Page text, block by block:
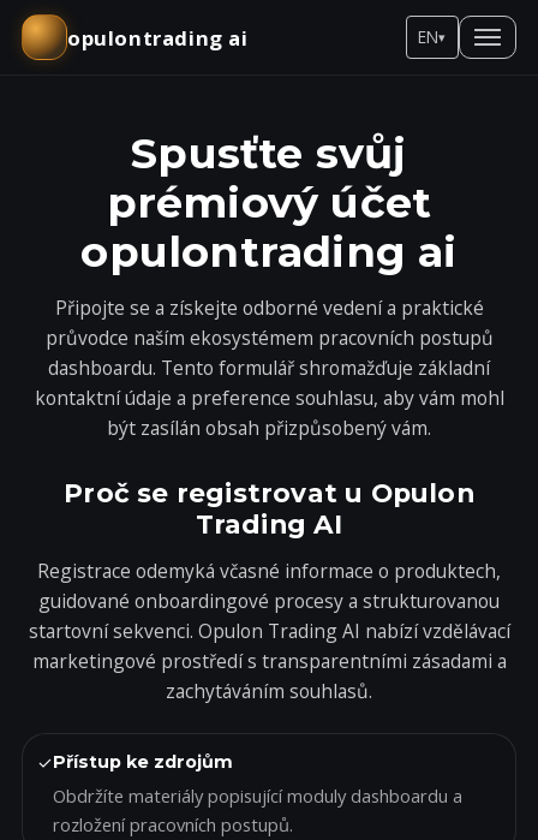
opulontrading ai EN▾
Spusťte svůj
prémiový účet
opulontrading ai
Připojte se a získejte odborné vedení a praktické
průvodce naším ekosystémem pracovních postupů
dashboardu. Tento formulář shromažďuje základní
kontaktní údaje a preference souhlasu, aby vám mohl
být zasílán obsah přizpůsobený vám.
Proč se registrovat u Opulon
Trading AI
Registrace odemyká včasné informace o produktech,
guidované onboardingové procesy a strukturovanou
startovní sekvenci. Opulon Trading AI nabízí vzdělávací
marketingové prostředí s transparentními zásadami a
zachytáváním souhlasů.
✓Přístup ke zdrojům
Obdržíte materiály popisující moduly dashboardu a
rozložení pracovních postupů.